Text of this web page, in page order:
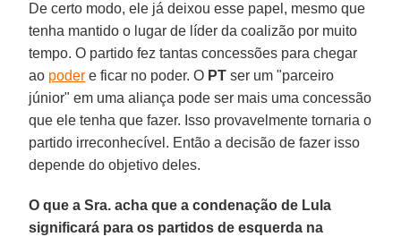
De certo modo, ele já deixou esse papel, mesmo que
tenha mantido o lugar de líder da coalizão por muito
tempo. O partido fez tantas concessões para chegar
ao poder e ficar no poder. O PT ser um "parceiro
júnior" em uma aliança pode ser mais uma concessão
que ele tenha que fazer. Isso provavelmente tornaria o
partido irreconhecível. Então a decisão de fazer isso
depende do objetivo deles.
O que a Sra. acha que a condenação de Lula
significará para os partidos de esquerda na